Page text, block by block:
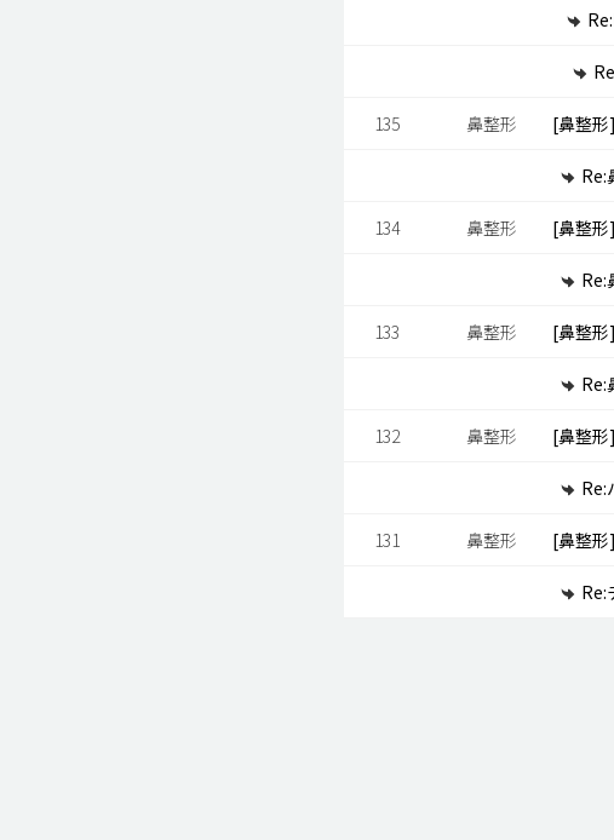
135 鼻整形 [鼻整形]
Re:
134 鼻整形 [鼻整形]
Re:
133 鼻整形 [鼻整形]
Re:
132 鼻整形 [鼻整形]
Re:
131 鼻整形 [鼻整形]
Re: